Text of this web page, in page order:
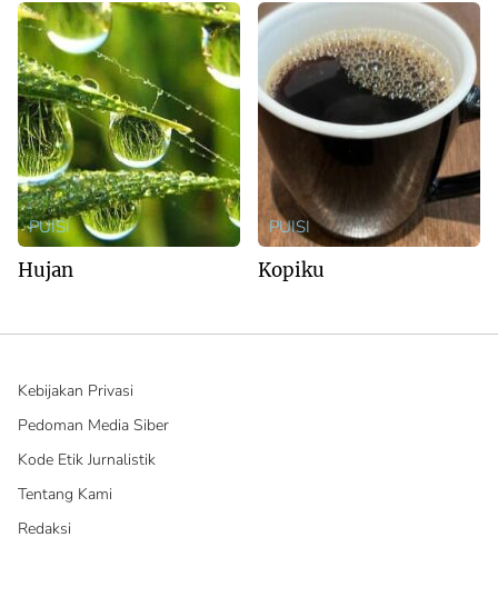
PUISI
Hujan
PUISI
Kopiku
Kebijakan Privasi
Pedoman Media Siber
Kode Etik Jurnalistik
Tentang Kami
Redaksi